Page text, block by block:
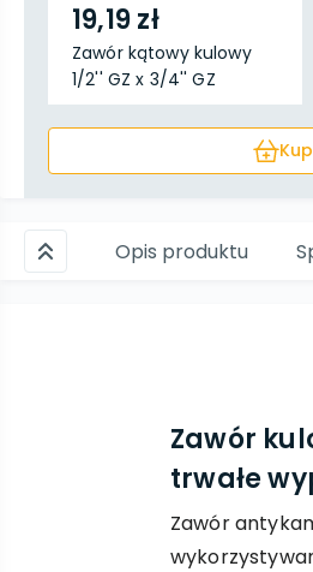
19,19 zł
Zawór kątowy kulowy
1/2'' GZ x 3/4'' GZ
Opis produktu
Zawór
trwałe
Zawór